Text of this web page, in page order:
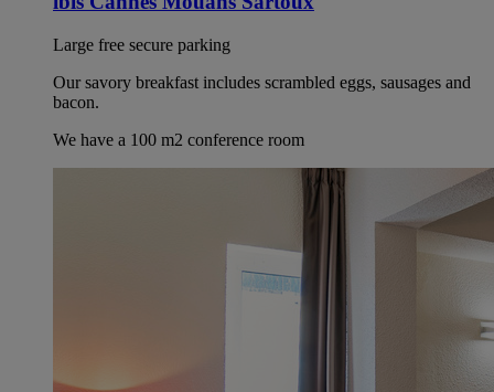
Large free secure parking
Our savory breakfast includes scrambled eggs, sausages and
bacon.
We have a 100 m2 conference room